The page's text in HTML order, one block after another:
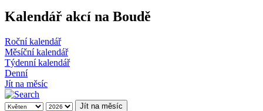
Kalendář akcí na Boudě
Roční kalendář
Měsíční kalendář
Týdenní kalendář
Denní
Jít na měsíc
Jít na měsíc